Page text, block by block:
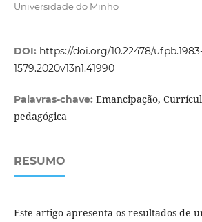
Universidade do Minho
DOI: https://doi.org/10.22478/
1579.2020v13n1.41990
Palavras-chave: Emancipação,
pedagógica
RESUMO
Este artigo apresenta os resultados de